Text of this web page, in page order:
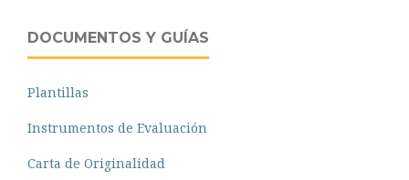
DOCUMENTOS Y GUÍAS
Plantillas
Instrumentos de Evaluación
Carta de Originalidad